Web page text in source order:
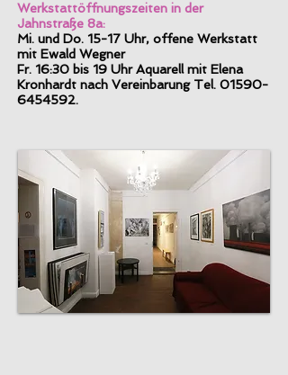
Werkstattöffnungszeiten in der
Jahnstraße 8a:
Mi. und Do. 15-17 Uhr, offene Werkstatt
mit Ewald Wegner
Fr. 16:30 bis 19 Uhr Aquarell mit Elena
Kronhardt nach Vereinbarung Tel. 01590-
6454592.